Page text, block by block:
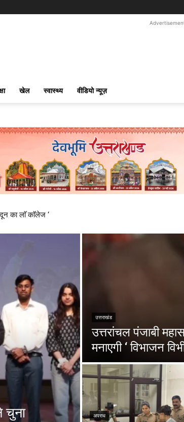
खेल स्वास्थ्य वीडियो न्यूज़
का लाॅ काॅलेज ‘
चुना
उत्तराखंड
उत्तरांचल पंजाबी
मनाएगी ‘ विभाजन
अपराध